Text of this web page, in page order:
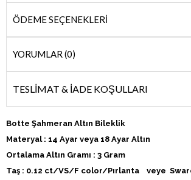
ÖDEME SEÇENEKLERI
YORUMLAR (0)
TESLİMAT & İADE KOŞULLARI
Botte Şahmeran Altın Bileklik
Materyal : 14 Ayar veya 18 Ayar Altın
Ortalama Altın Gramı : 3 Gram
Taş : 0.12 ct/VS/F color/Pırlanta veye